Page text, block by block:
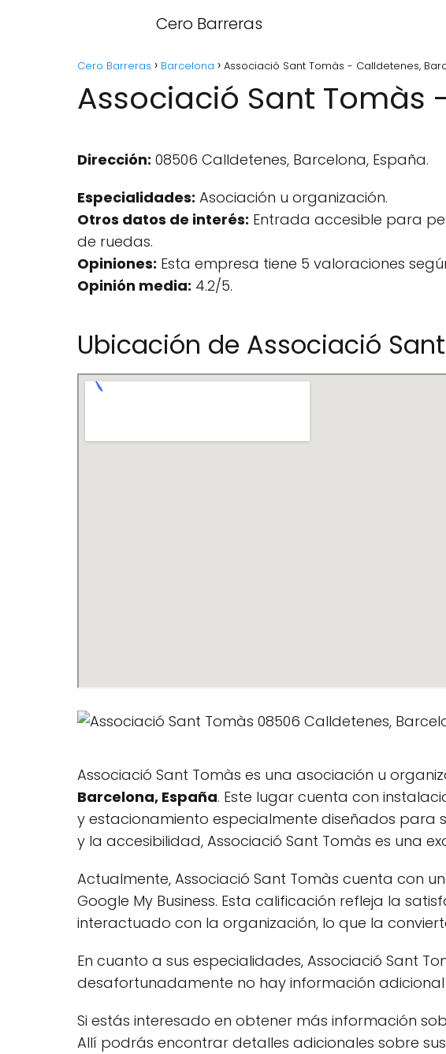
Cero Barreras
Cero Barreras Barcelona Associació Sant Tomàs - Calldetenes,
Associació Sant Tomàs
Dirección: 08506 Calldetenes, Barcelona, España.
Especialidades: Asociación u organización.
Otros datos de interés: Entrada accesible para
de ruedas.
Opiniones: Esta empresa tiene 5 valoraciones
Opinión media: 4.2/5.
Ubicación de Associació
Associació Sant Tomàs es una asociación u
Barcelona, España. Este lugar cuenta con
y estacionamiento especialmente diseñados para
y la accesibilidad, Associació Sant Tomàs es una
Actualmente, Associació Sant Tomàs cuenta con
Google My Business. Esta calificación refleja la
interactuado con la organización, lo que la
En cuanto a sus especialidades, Associació Sant
desafortunadamente no hay información
Si estás interesado en obtener más información
Allí podrás encontrar detalles adicionales sobre